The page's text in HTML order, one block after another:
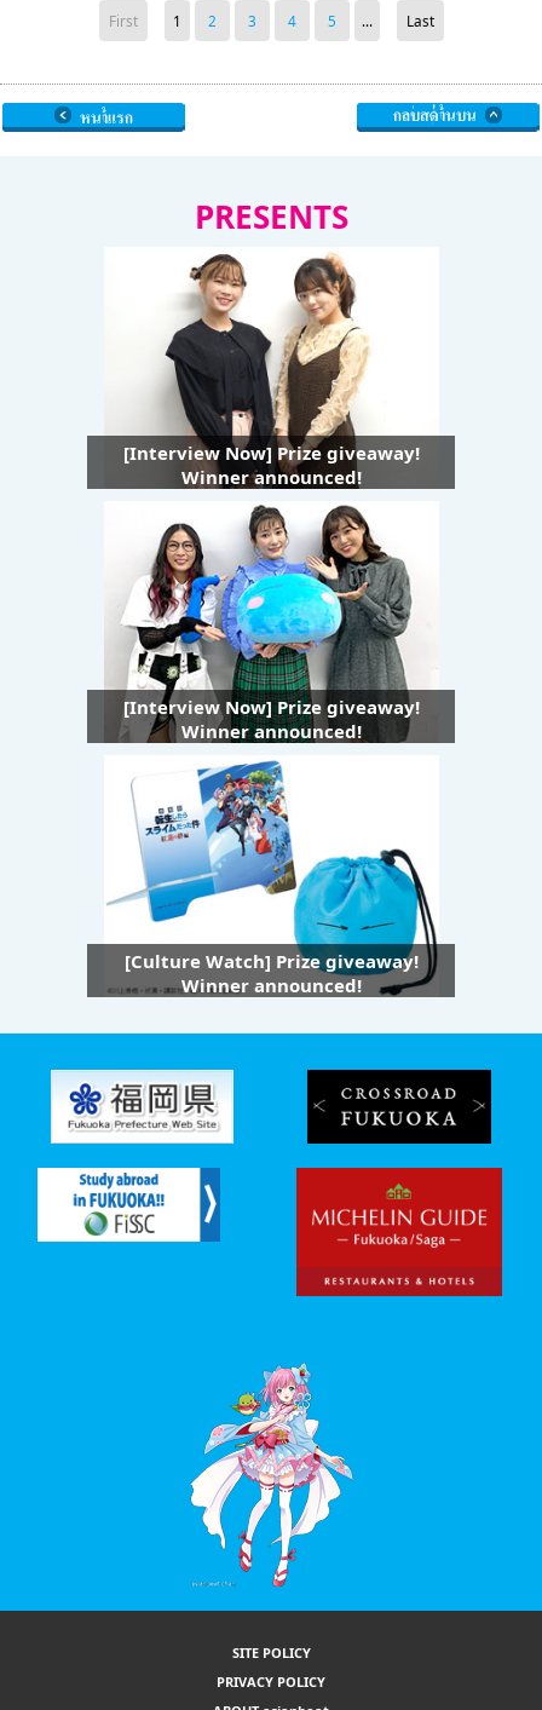
First 1 2 3 4 5 ... Last
PRESENTS
[Interview Now] Prize giveaway!
Winner announced!
[Interview Now] Prize giveaway!
Winner announced!
[Culture Watch] Prize giveaway!
Winner announced!
SITE POLICY
PRIVACY POLICY